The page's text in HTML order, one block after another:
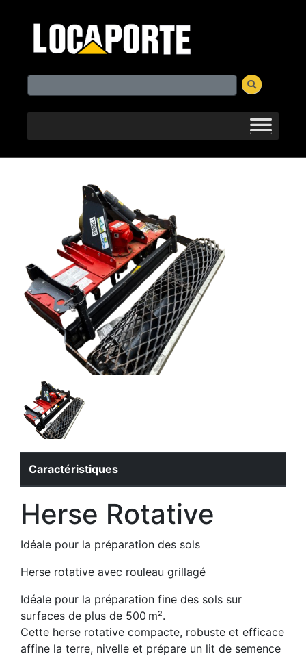
Caractéristiques
Herse Rotative
Idéale pour la préparation des sols
Herse rotative avec rouleau grillagé
Idéale pour la préparation fine des sols sur
surfaces de plus de 500 m².
Cette herse rotative compacte, robuste et efficace
affine la terre, nivelle et prépare un lit de semence